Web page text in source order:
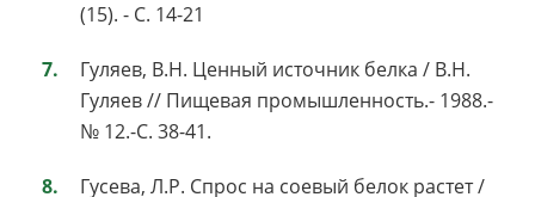
(15). - С. 14-21
Гуляев, В.Н. Ценный источник белка / В.Н.
Гуляев // Пищевая промышленность.- 1988.-
№ 12.-С. 38-41.
Гусева, Л.Р. Спрос на соевый белок растет /